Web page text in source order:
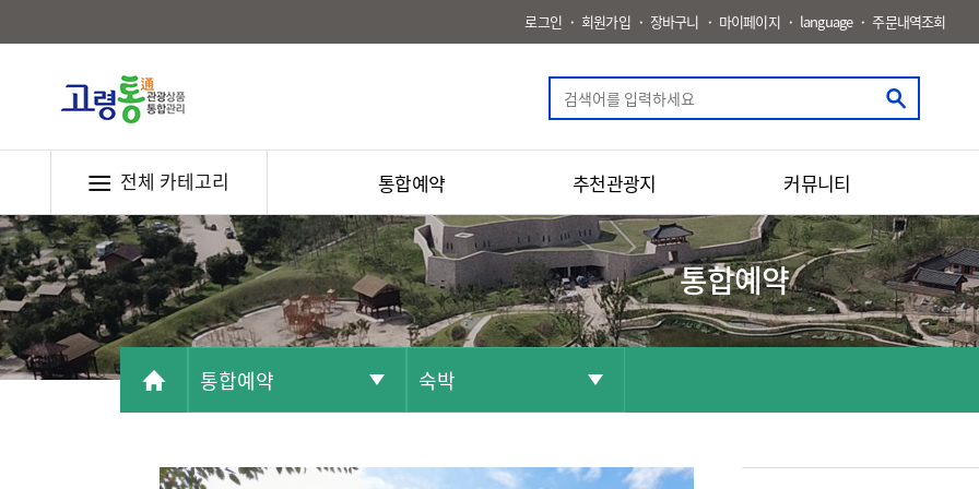
로그인 회원가입 장바구니 마이페이지 language 주문내역조회
전체 카테고리 통합예약 추천관광지 커뮤니티
통합예약
통합예약 숙박